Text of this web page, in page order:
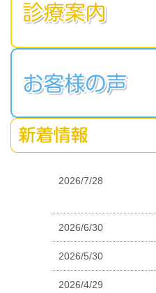
2026/7/28
2026/6/30
2026/5/30
2026/4/29